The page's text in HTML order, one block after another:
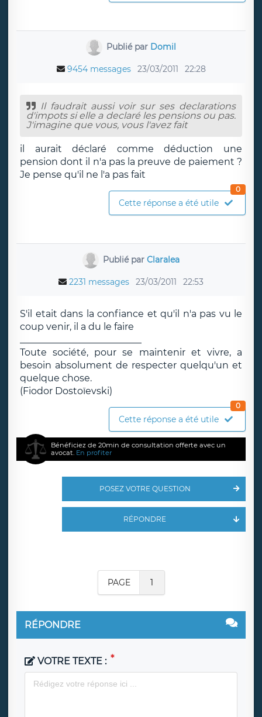
Publié par Domil
9454 messages 23/03/2011 22:28
Il faudrait aussi voir sur ses declarations
d'impots si elle a declaré les pensions ou pas.
J'imagine que vous, vous l'avez fait
il aurait déclaré comme déduction une
pension dont il n'a pas la preuve de paiement ?
Je pense qu'il ne l'a pas fait
Cette réponse a été utile
0
Publié parClaralea
2231 messages 23/03/2011 22:53
S'il etait dans la confiance et qu'il n'a pas vu le
coup venir, il a du le faire
Toute société, pour se maintenir et vivre, a
besoin absolument de respecter quelqu'un et
quelque chose.
(Fiodor Dostoïevski)
Cette réponse a été utile
0
Bénéficiez de 20min de consultation offerte avec un
avocat. En profiter
POSEZ VOTRE QUESTION
RÉPONDRE
PAGE 1
RÉPONDRE
VOTRE TEXTE :